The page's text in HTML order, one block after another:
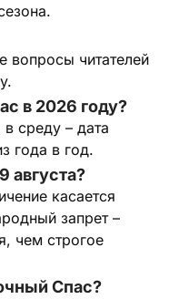
вопросы читателей
в 2026 году?
среду – дата
года в год.
августа?
касается
запрет –
чем строгое
Спас?